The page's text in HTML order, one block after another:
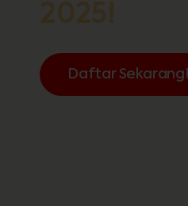
2025!
Daftar Sekarang!